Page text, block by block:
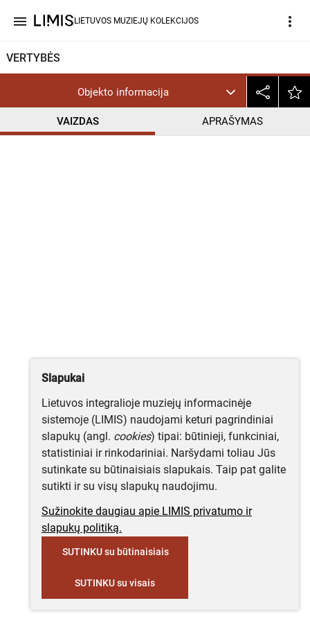
menu LIETUVOS MUZIEJŲ KOLEKCIJOS more_vert
VERTYBĖS
Objekto informacija
VAIZDAS APRAŠYMAS
Slapukai
Lietuvos integralioje muziejų informacinėje
sistemoje (LIMIS) naudojami keturi pagrindiniai
slapukų (angl. cookies) tipai: būtinieji, funkciniai,
statistiniai ir rinkodariniai. Naršydami toliau Jūs
sutinkate su būtinaisiais slapukais. Taip pat galite
sutikti ir su visų slapukų naudojimu.
Sužinokite daugiau apie LIMIS privatumo ir
slapukų politiką.
SUTINKU su būtinaisiais
SUTINKU su visais